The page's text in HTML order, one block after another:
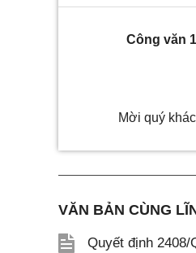
Công văn
Mời quý
VĂN BẢN CÙNG
Quyết định